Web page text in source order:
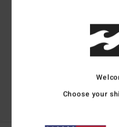
Choose your